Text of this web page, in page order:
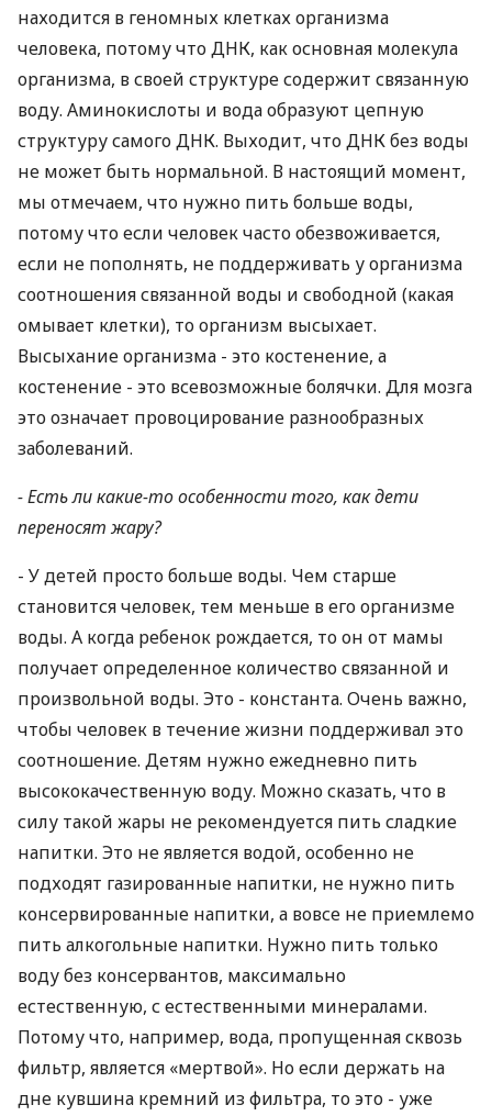
находится в геномных клетках организма
человека, потому что ДНК, как основная молекула
организма, в своей структуре содержит связанную
воду. Аминокислоты и вода образуют цепную
структуру самого ДНК. Выходит, что ДНК без воды
не может быть нормальной. В настоящий момент,
мы отмечаем, что нужно пить больше воды,
потому что если человек часто обезвоживается,
если не пополнять, не поддерживать у организма
соотношения связанной воды и свободной (какая
омывает клетки), то организм высыхает.
Высыхание организма - это костенение, а
костенение - это всевозможные болячки. Для мозга
это означает провоцирование разнообразных
заболеваний.
- Есть ли какие-то особенности того, как дети
переносят жару?
- У детей просто больше воды. Чем старше
становится человек, тем меньше в его организме
воды. А когда ребенок рождается, то он от мамы
получает определенное количество связанной и
произвольной воды. Это - константа. Очень важно,
чтобы человек в течение жизни поддерживал это
соотношение. Детям нужно ежедневно пить
высококачественную воду. Можно сказать, что в
силу такой жары не рекомендуется пить сладкие
напитки. Это не является водой, особенно не
подходят газированные напитки, не нужно пить
консервированные напитки, а вовсе не приемлемо
пить алкогольные напитки. Нужно пить только
воду без консервантов, максимально
естественную, с естественными минералами.
Потому что, например, вода, пропущенная сквозь
фильтр, является «мертвой». Но если держать на
дне кувшина кремний из фильтра, то это - уже